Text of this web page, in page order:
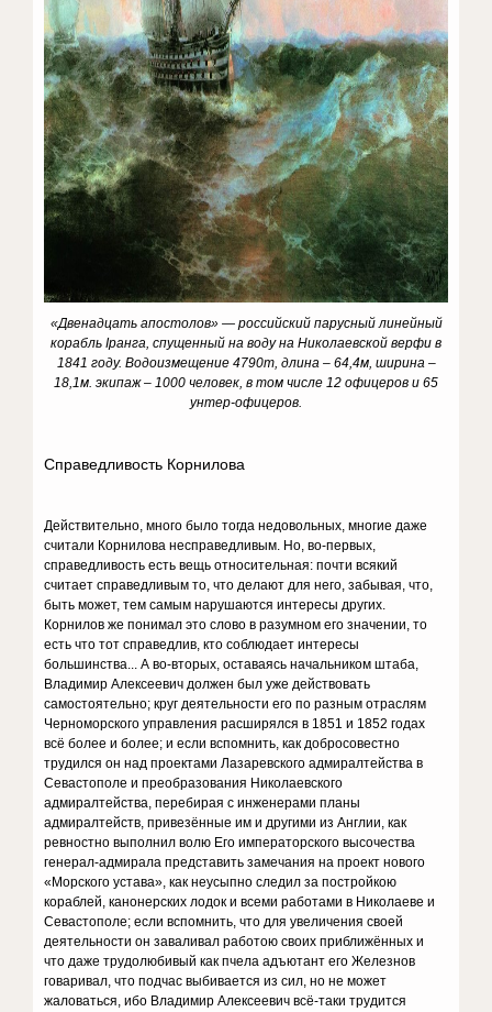
«Двенадцать апостолов» — российский парусный линейный
корабль Iранга, спущенный на воду на Николаевской верфи в
1841 году. Водоизмещение 4790т, длина – 64,4м, ширина –
18,1м. экипаж – 1000 человек, в том числе 12 офицеров и 65
унтер-офицеров.
Справедливость Корнилова
Действительно, много было тогда недовольных, многие даже
считали Корнилова несправедливым. Но, во-первых,
справедливость есть вещь относительная: почти всякий
считает справедливым то, что делают для него, забывая, что,
быть может, тем самым нарушаются интересы других.
Корнилов же понимал это слово в разумном его значении, то
есть что тот справедлив, кто соблюдает интересы
большинства... А во-вторых, оставаясь начальником штаба,
Владимир Алексеевич должен был уже действовать
самостоятельно; круг деятельности его по разным отраслям
Черноморского управления расширялся в 1851 и 1852 годах
всё более и более; и если вспомнить, как добросовестно
трудился он над проектами Лазаревского адмиралтейства в
Севастополе и преобразования Николаевского
адмиралтейства, перебирая с инженерами планы
адмиралтейств, привезённые им и другими из Англии, как
ревностно выполнил волю Его императорского высочества
генерал-адмирала представить замечания на проект нового
«Морского устава», как неусыпно следил за постройкою
кораблей, канонерских лодок и всеми работами в Николаеве и
Севастополе; если вспомнить, что для увеличения своей
деятельности он заваливал работою своих приближённых и
что даже трудолюбивый как пчела адъютант его Железнов
говаривал, что подчас выбивается из сил, но не может
жаловаться, ибо Владимир Алексеевич всё-таки трудится